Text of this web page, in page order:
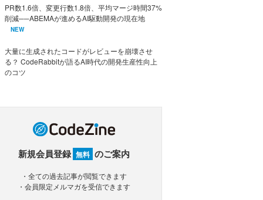
PR数1.6倍、変更行数1.8倍、平均マージ時間37%
削減──ABEMAが進めるAI駆動開発の現在地
NEW
大量に生成されたコードがレビューを崩壊させ
る？ CodeRabbitが語るAI時代の開発生産性向上
のコツ
新規会員登録 無料 のご案内
・全ての過去記事が閲覧できます
・会員限定メルマガを受信できます